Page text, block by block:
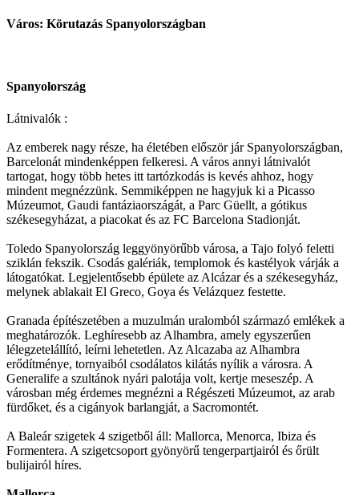
Város: Körutazás Spanyolországban
Spanyolország
Látnivalók :
Az emberek nagy része, ha életében először jár Spanyolországban,
Barcelonát mindenképpen felkeresi. A város annyi látnivalót
tartogat, hogy több hetes itt tartózkodás is kevés ahhoz, hogy
mindent megnézzünk. Semmiképpen ne hagyjuk ki a Picasso
Múzeumot, Gaudi fantáziaországát, a Parc Güellt, a gótikus
székesegyházat, a piacokat és az FC Barcelona Stadionját.
Toledo Spanyolország leggyönyörűbb városa, a Tajo folyó feletti
sziklán fekszik. Csodás galériák, templomok és kastélyok várják a
látogatókat. Legjelentősebb épülete az Alcázar és a székesegyház,
melynek ablakait El Greco, Goya és Velázquez festette.
Granada építészetében a muzulmán uralomból származó emlékek a
meghatározók. Leghíresebb az Alhambra, amely egyszerűen
lélegzetelállító, leírni lehetetlen. Az Alcazaba az Alhambra
erődítménye, tornyaiból csodálatos kilátás nyílik a városra. A
Generalife a szultánok nyári palotája volt, kertje meseszép. A
városban még érdemes megnézni a Régészeti Múzeumot, az arab
fürdőket, és a cigányok barlangját, a Sacromontét.
A Baleár szigetek 4 szigetből áll: Mallorca, Menorca, Ibiza és
Formentera. A szigetcsoport gyönyörű tengerpartjairól és őrült
bulijairól híres.